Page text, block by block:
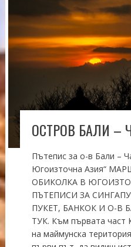
ОСТРОВ БАЛИ –
Пътепис за о-в Бали –
Югоизточна Азия“
ОБИКОЛКА В
ПЪТЕПИСИ ЗА
ПУКЕТ, БАНКОК И О-В
ТУК. Към първата част
на маймунска